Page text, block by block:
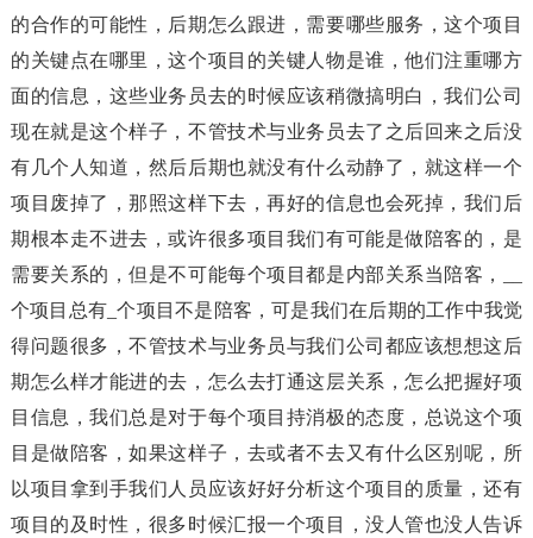
的合作的可能性，后期怎么跟进，需要哪些服务，这个项目
的关键点在哪里，这个项目的关键人物是谁，他们注重哪方
面的信息，这些业务员去的时候应该稍微搞明白，我们公司
现在就是这个样子，不管技术与业务员去了之后回来之后没
有几个人知道，然后后期也就没有什么动静了，就这样一个
项目废掉了，那照这样下去，再好的信息也会死掉，我们后
期根本走不进去，或许很多项目我们有可能是做陪客的，是
需要关系的，但是不可能每个项目都是内部关系当陪客，__
个项目总有_个项目不是陪客，可是我们在后期的工作中我觉
得问题很多，不管技术与业务员与我们公司都应该想想这后
期怎么样才能进的去，怎么去打通这层关系，怎么把握好项
目信息，我们总是对于每个项目持消极的态度，总说这个项
目是做陪客，如果这样子，去或者不去又有什么区别呢，所
以项目拿到手我们人员应该好好分析这个项目的质量，还有
项目的及时性，很多时候汇报一个项目，没人管也没人告诉